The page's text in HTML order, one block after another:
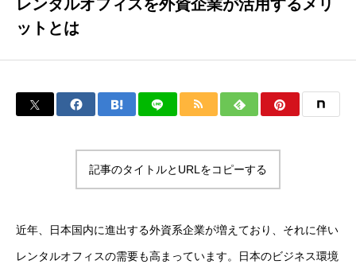
レンタルオフィスを外資企業が活用するメリ
ットとは
記事のタイトルとURLをコピーする
近年、日本国内に進出する外資系企業が増えており、それに伴い
レンタルオフィスの需要も高まっています。日本のビジネス環境